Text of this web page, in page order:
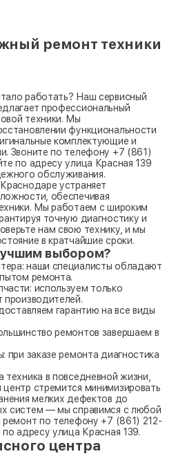
ремонт техники
работать? Наш сервисный
профессиональный
техники. Мы
функциональности
комплектующие и
Звоните по телефону +7 (861)
по адресу улица Красная 139
обслуживания.
устраняет
обеспечивая
Мы работаем с широким
точную диагностику и
нам свою технику, и мы
в кратчайшие сроки.
выбором?
наши специалисты обладают
ремонта.
используем только
производителей.
гарантию на все виды
ремонтов завершаем в
при заказе ремонта диагностика
в повседневной жизни,
стремится минимизировать
мелких дефектов до
систем — мы справимся с любой
ремонт по телефону +7 (861) 212-
адресу улица Красная 139.
центра